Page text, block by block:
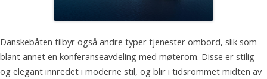
Danskebåten tilbyr også andre typer tjenester ombord, slik som
blant annet en konferanseavdeling med møterom. Disse er stilig
og elegant innredet i moderne stil, og blir i tidsrommet midten av